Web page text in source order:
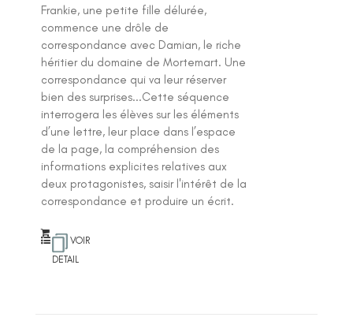
Frankie, une petite fille délurée,
commence une drôle de
correspondance avec Damian, le riche
héritier du domaine de Mortemart. Une
correspondance qui va leur réserver
bien des surprises...Cette séquence
interrogera les élèves sur les éléments
d’une lettre, leur place dans l’espace
de la page, la compréhension des
informations explicites relatives aux
deux protagonistes, saisir l'intérêt de la
correspondance et produire un écrit.
VOIR
DETAIL